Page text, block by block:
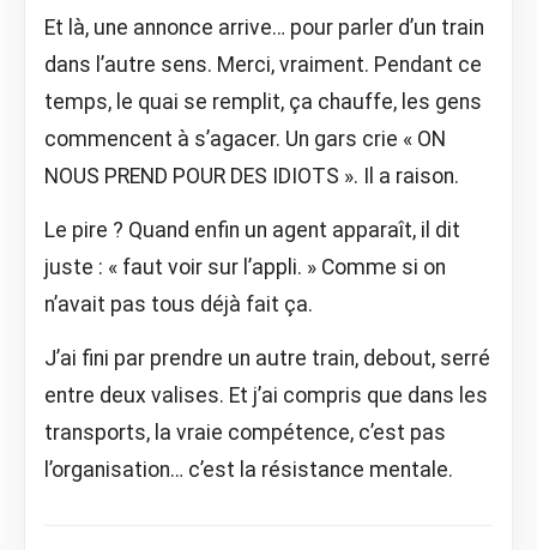
Et là, une annonce arrive… pour parler d’un train
dans l’autre sens. Merci, vraiment. Pendant ce
temps, le quai se remplit, ça chauffe, les gens
commencent à s’agacer. Un gars crie « ON
NOUS PREND POUR DES IDIOTS ». Il a raison.
Le pire ? Quand enfin un agent apparaît, il dit
juste : « faut voir sur l’appli. » Comme si on
n’avait pas tous déjà fait ça.
J’ai fini par prendre un autre train, debout, serré
entre deux valises. Et j’ai compris que dans les
transports, la vraie compétence, c’est pas
l’organisation… c’est la résistance mentale.